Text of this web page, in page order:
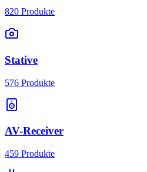
820 Produkte
Stative
576 Produkte
AV-Receiver
459 Produkte